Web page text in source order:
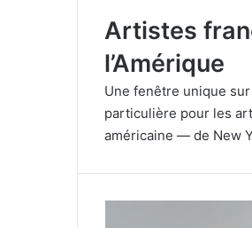
Artistes
l’Amérique
Une fenêtre unique
particulière pour les
américaine — de New